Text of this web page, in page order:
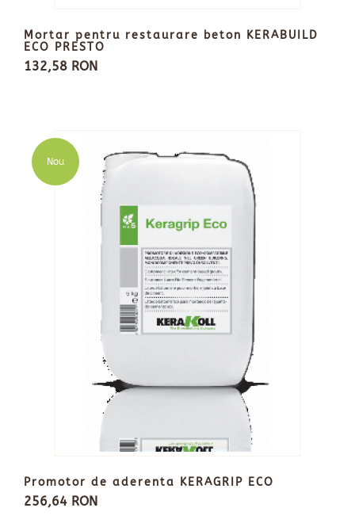
Mortar pentru restaurare beton KERABUILD
ECO PRESTO
132,58 RON
Nou
Promotor de aderenta KERAGRIP ECO
256,64 RON